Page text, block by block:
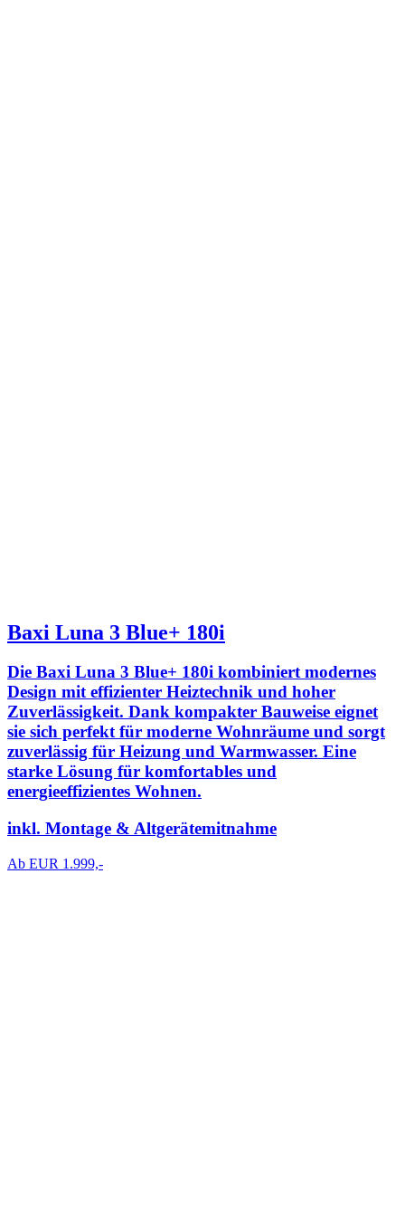
Baxi Luna 3 Blue+ 180i
Die Baxi Luna 3 Blue+ 180i kombiniert modernes
Design mit effizienter Heiztechnik und hoher
Zuverlässigkeit. Dank kompakter Bauweise eignet
sie sich perfekt für moderne Wohnräume und sorgt
zuverlässig für Heizung und Warmwasser. Eine
starke Lösung für komfortables und
energieeffizientes Wohnen.
inkl. Montage & Altgerätemitnahme
Ab EUR 1.999,-